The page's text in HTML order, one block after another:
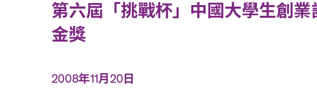
第六屆「挑戰杯」中國大學生創
金獎
2008年11月20日